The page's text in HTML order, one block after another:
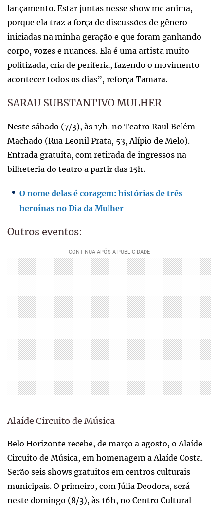
lançamento. Estar juntas nesse show me anima,
porque ela traz a força de discussões de gênero
iniciadas na minha geração e que foram ganhando
corpo, vozes e nuances. Ela é uma artista muito
politizada, cria de periferia, fazendo o movimento
acontecer todos os dias”, reforça Tamara.
SARAU SUBSTANTIVO MULHER
Neste sábado (7/3), às 17h, no Teatro Raul Belém
Machado (Rua Leonil Prata, 53, Alípio de Melo).
Entrada gratuita, com retirada de ingressos na
bilheteria do teatro a partir das 15h.
O nome delas é coragem: histórias de três
heroínas no Dia da Mulher
Outros eventos:
Alaíde Circuito de Música
Belo Horizonte recebe, de março a agosto, o Alaíde
Circuito de Música, em homenagem a Alaíde Costa.
Serão seis shows gratuitos em centros culturais
municipais. O primeiro, com Júlia Deodora, será
neste domingo (8/3), às 16h, no Centro Cultural